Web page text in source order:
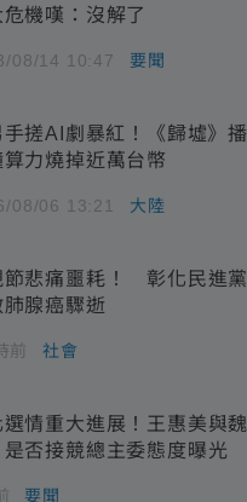
危機嘆：沒解了
08/14 10:47 要聞
手搓AI劇暴紅！《歸墟》
算力燒掉近萬台幣
08/06 13:21 大陸
節悲痛噩耗！ 彰化民進
肺腺癌驟逝
前 社會
選情重大進展！王惠美與
否接競總主委態度曝光
要聞